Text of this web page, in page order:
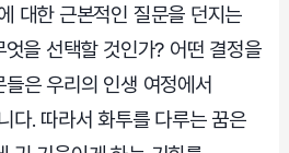
대한 근본적인 질문을 던지는
을 선택할 것인가? 어떤 결정을
은 우리의 인생 여정에서
다. 따라서 화투를 다루는 꿈은